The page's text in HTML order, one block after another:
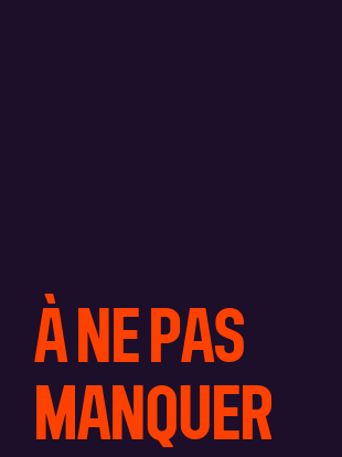
À NE PAS
MANQUER